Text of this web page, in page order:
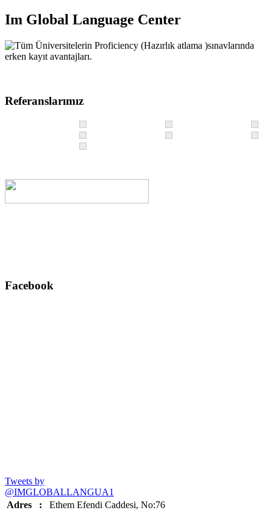
Im Global Language Center
Tüm Üniversitelerin Proficiency (Hazırlık atlama )sınavlarında
erken kayıt avantajları.
Referanslarımız
Facebook
Tweets by
@IMGLOBALLANGUA1
Adres
: Ethem Efendi Caddesi, No:76